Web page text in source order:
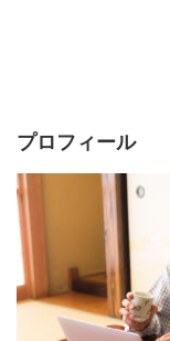
プロフィール